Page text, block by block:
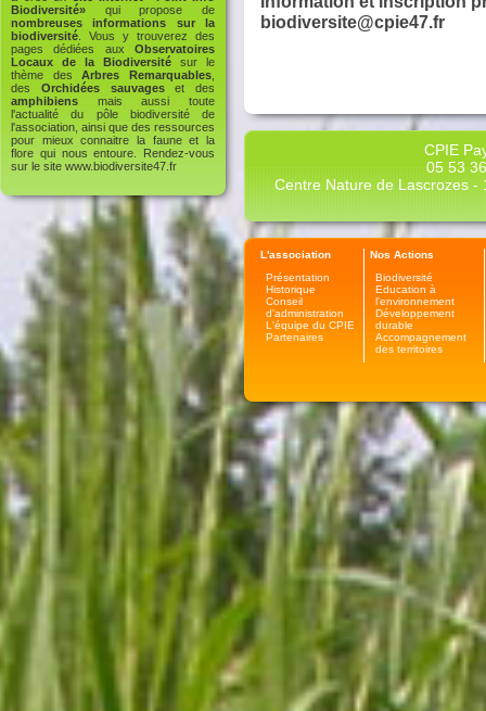
Biodiversité» qui propose de
nombreuses informations sur la
biodiversité . Vous y trouverez des
pages dédiées aux Observatoires
Locaux de la Biodiversité sur le
thème desArbres Remarquables
des Orchidées sauvageset des
amphibiens mais aussi toute
l'actualité du pôle biodiversité de
l'association, ainsi que des ressources
pour mieux connaitre la faune et la
flore qui nous entoure. Rendez-vous
sur le site www.biodiversite47.fr
biodiversite@cpie47.fr
CPIE
05 53
Centre Nature de Lascrozes -
L'association
Présentation
Historique
Conseil
d'administration
L'équipe du CPIE
Partenaires
Nos Actions
Biodiversité
Education à
l'environnement
Développement
durable
Accompagnement
des territoires